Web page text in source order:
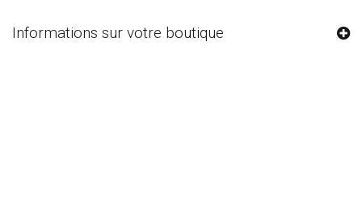
Informations sur votre boutique